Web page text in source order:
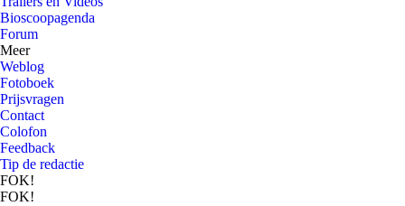
Bioscoopagenda
Forum
Meer
Weblog
Fotoboek
Prijsvragen
Contact
Colofon
Feedback
Tip de redactie
FOK!
FOK!